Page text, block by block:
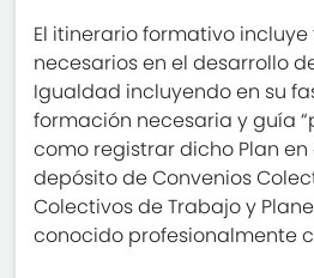
El itinerario formativo incluye
necesarios en el desarrollo
Igualdad incluyendo en su
formación necesaria y guía
como registrar dicho Plan en
depósito de Convenios
Colectivos de Trabajo y
conocido profesionalmente